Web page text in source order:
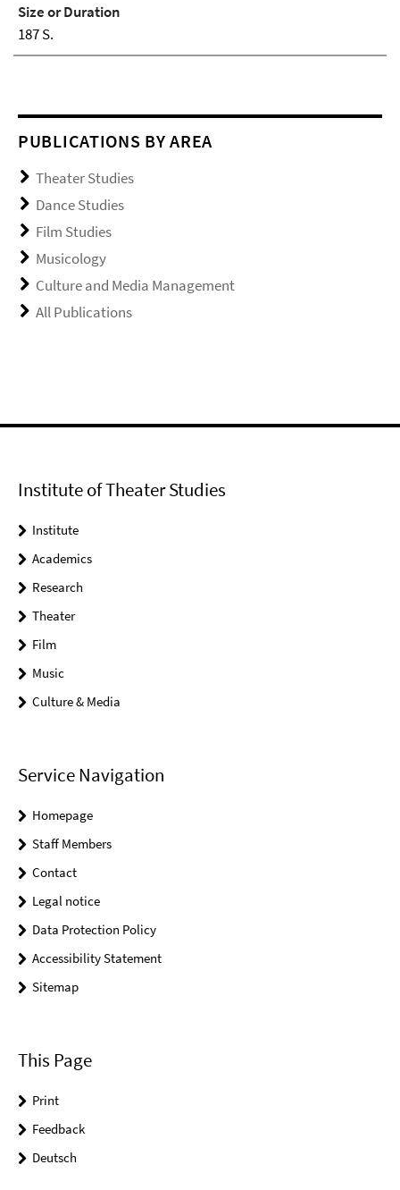
Size or Duration
187 S.
PUBLICATIONS BY AREA
Theater Studies
Dance Studies
Film Studies
Musicology
Culture and Media Management
All Publications
Institute of Theater Studies
Institute
Academics
Research
Theater
Film
Music
Culture & Media
Service Navigation
Homepage
Staff Members
Contact
Legal notice
Data Protection Policy
Accessibility Statement
Sitemap
This Page
Print
Feedback
Deutsch